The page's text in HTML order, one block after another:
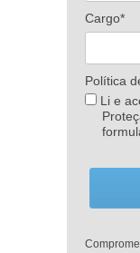
Cargo*
Política
Li e